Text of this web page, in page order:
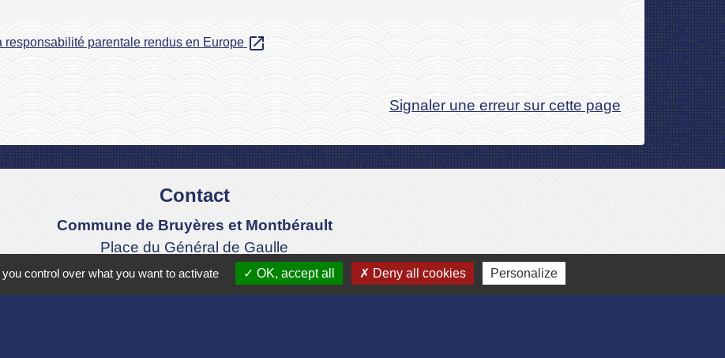
parentale rendus en Europe open_in_new
Signaler une erreur sur cette page
Contact
Commune de Bruyères et Montbérault
Place du Général de Gaulle
02860 Bruyères-et-Montbérault - FRANCE
+33 3 23 24 74 77
control over what you want to activate OK, accept all Deny all cookies Personalize